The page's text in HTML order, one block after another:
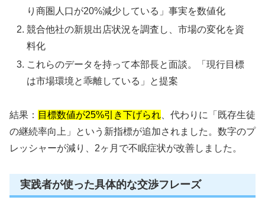
り商圏人口が20%減少している」事実を数値化
競合他社の新規出店状況を調査し、市場の変化を資
料化
これらのデータを持って本部長と面談。「現行目標
は市場環境と乖離している」と提案
結果： 目標数値が25%引き下げられ 、代わりに「既存生徒
の継続率向上」という新指標が追加されました。数字のプ
レッシャーが減り、2ヶ月で不眠症状が改善しました。
実践者が使った具体的な交渉フレーズ